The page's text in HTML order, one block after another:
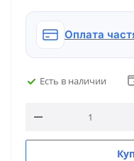
Оплата
Есть в наличии